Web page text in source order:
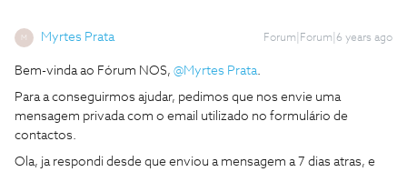
M Myrtes Prata Forum|Forum|6 years ago
Bem-vinda ao Fórum NOS, @Myrtes Prata.
Para a conseguirmos ajudar, pedimos que nos envie uma
mensagem privada com o email utilizado no formulário de
contactos.
Ola, ja respondi desde que enviou a mensagem a 7 dias atras, e